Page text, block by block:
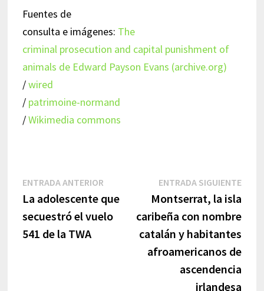
Fuentes de
consulta e imágenes: The
criminal prosecution and capital punishment of
animals de Edward Payson Evans (archive.org)
/wired
/ patrimoine-normand
/Wikimedia commons
Navegación
de
entradas
ENTRADA ANTERIOREntrada
anterior:
La adolescente que
secuestró el vuelo
541 de la TWA
ENTRADA SIGUIENTE
Montserrat, la isla
caribeña con nombre
catalán y habitantes
afroamericanos de
ascendencia
irlandesa